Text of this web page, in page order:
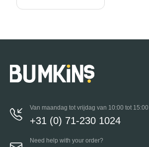
Van maandag tot vrijdag van 10:00 tot 15:00
+31 (0) 71-230 1024
Need help with your order?